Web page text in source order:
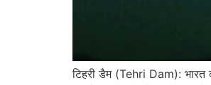
टिहरी डैम (Tehri Dam):